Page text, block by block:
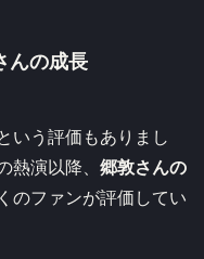
んの成長
いう評価もありまし
演以降、 郷敦さんの
のファンが評価してい